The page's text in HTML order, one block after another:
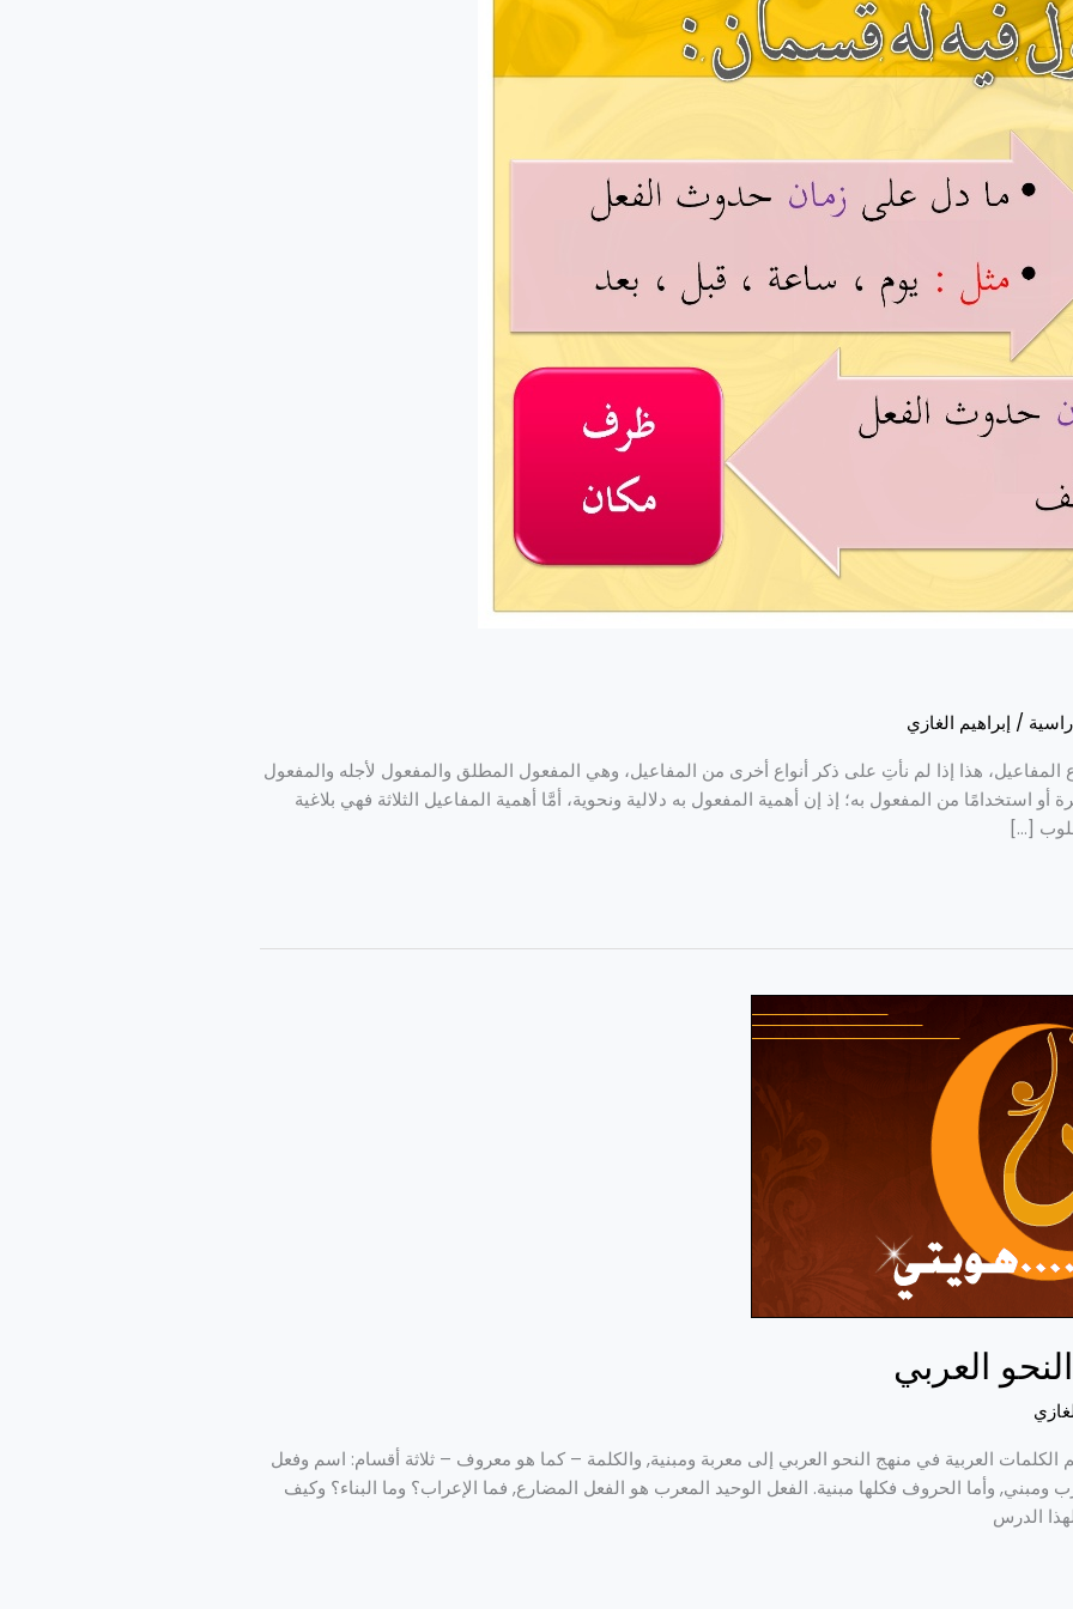
/ إبراهيم الغازي
المفاعيل، هذا إذا لم نأتِ على ذكر أنواع أخرى من المفاعيل، وهي المفعول المطلق والمفعول لأجله والمفعول
استخدامًا من المفعول به؛ إذ إن أهمية المفعول به دلالية ونحوية، أمَّا أهمية المفاعيل الثلاثة فهي بلاغية
[…]
العربي
الكلمات العربية في منهج النحو العربي إلى معربة ومبنية, والكلمة – كما هو معروف – ثلاثة أقسام: اسم وفعل
وأما الحروف فكلها مبنية. الفعل الوحيد المعرب هو الفعل المضارع, فما الإعراب؟ وما البناء؟ وكيف
الدرس